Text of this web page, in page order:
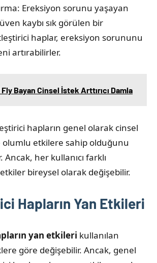
Ereksiyon sorunu yaşayan
kaybı sık görülen bir
haplar, ereksiyon sorununu
artırabilirler.
Bayan Cinsel İstek Arttırıcı Damla
hapların genel olarak cinsel
olumlu etkilere sahip olduğunu
her kullanıcı farklı
bireysel olarak değişebilir.
Hapların Yan Etkileri
yan etkileri kullanılan
göre değişebilir. Ancak, genel